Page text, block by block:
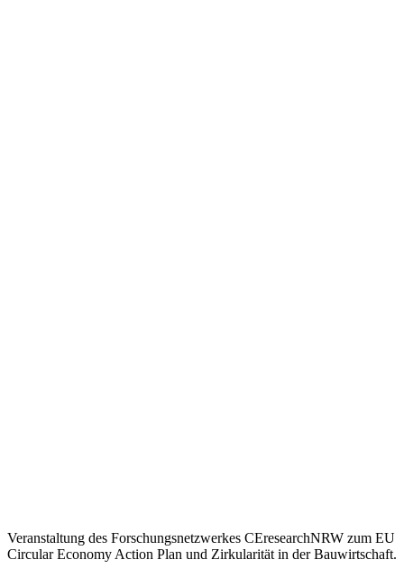
Veranstaltung des Forschungsnetzwerkes CEresearchNRW zum EU
Circular Economy Action Plan und Zirkularität in der Bauwirtschaft.